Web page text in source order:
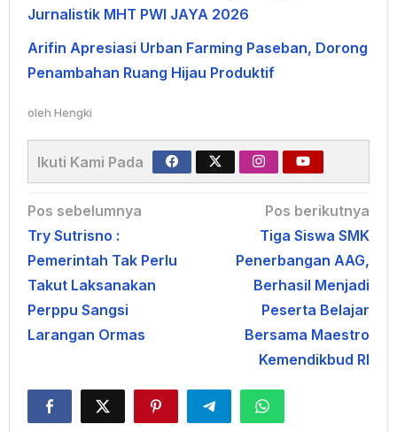
Jurnalistik MHT PWI JAYA 2026
Arifin Apresiasi Urban Farming Paseban, Dorong
Penambahan Ruang Hijau Produktif
oleh Hengki
Ikuti Kami Pada
Navigasi
pos
Pos sebelumnya
Try Sutrisno :
Pemerintah Tak Perlu
Takut Laksanakan
Perppu Sangsi
Larangan Ormas
Pos berikutnya
Tiga Siswa SMK
Penerbangan AAG,
Berhasil Menjadi
Peserta Belajar
Bersama Maestro
Kemendikbud RI